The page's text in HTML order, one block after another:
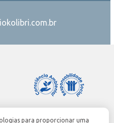
para proporcionar uma